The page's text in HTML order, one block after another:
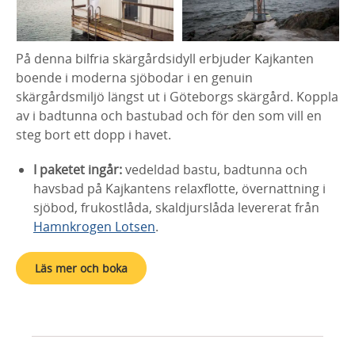
På denna bilfria skärgårdsidyll erbjuder Kajkanten
boende i moderna sjöbodar i en genuin
skärgårdsmiljö längst ut i Göteborgs skärgård. Koppla
av i badtunna och bastubad och för den som vill en
steg bort ett dopp i havet.
I paketet ingår:vedeldad bastu, badtunna och
havsbad på Kajkantens relaxflotte, övernattning i
sjöbod, frukostlåda, skaldjurslåda levererat från
Hamnkrogen Lotsen.
Läs mer och boka